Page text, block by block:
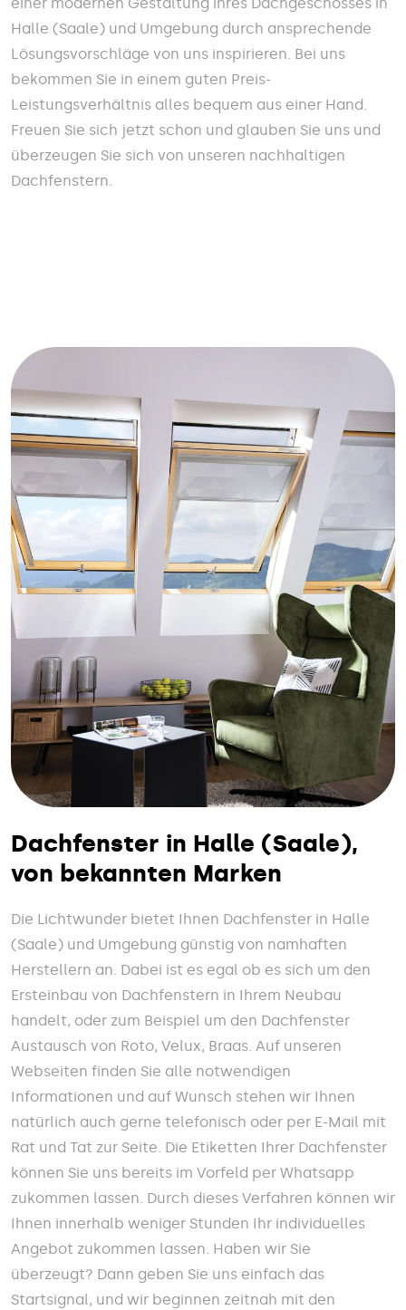
Halle (Saale) und Umgebung durch ansprechende
Lösungsvorschläge von uns inspirieren. Bei uns
bekommen Sie in einem guten Preis-
Leistungsverhältnis alles bequem aus einer Hand.
Freuen Sie sich jetzt schon und glauben Sie uns und
überzeugen Sie sich von unseren nachhaltigen
Dachfenstern.
Dachfenster in Halle (Saale),
von bekannten Marken
Die Lichtwunder bietet Ihnen Dachfenster in Halle
(Saale) und Umgebung günstig von namhaften
Herstellern an. Dabei ist es egal ob es sich um den
Ersteinbau von Dachfenstern in Ihrem Neubau
handelt, oder zum Beispiel um den Dachfenster
Austausch von Roto, Velux, Braas. Auf unseren
Webseiten finden Sie alle notwendigen
Informationen und auf Wunsch stehen wir Ihnen
natürlich auch gerne telefonisch oder per E-Mail mit
Rat und Tat zur Seite. Die Etiketten Ihrer Dachfenster
können Sie uns bereits im Vorfeld per Whatsapp
zukommen lassen. Durch dieses Verfahren können wir
Ihnen innerhalb weniger Stunden Ihr individuelles
Angebot zukommen lassen. Haben wir Sie
überzeugt? Dann geben Sie uns einfach das
Startsignal, und wir beginnen zeitnah mit den